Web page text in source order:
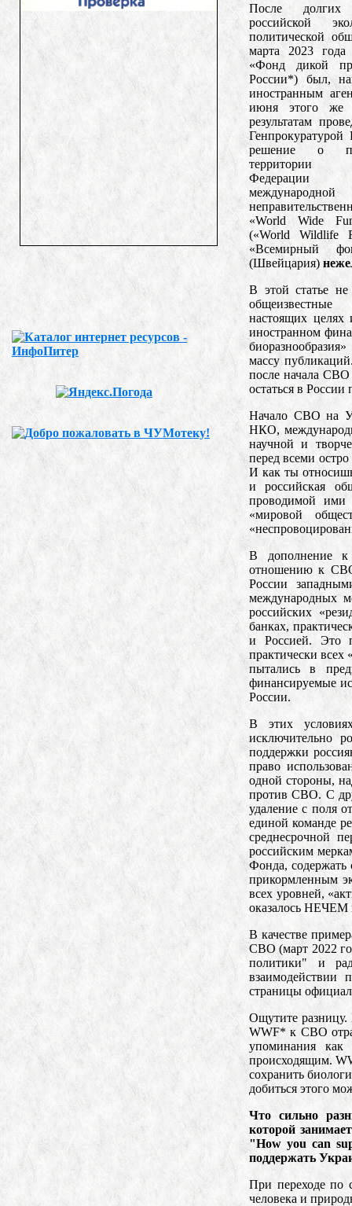
После
российской
политической
марта 2023
«Фонд дикой
России*) был,
иностранным
июня этого же
результатам
Генпрокуратурой
решение о
территории
Федерации
международной
«World Wide
(«World Wildlife
«Всемирный
(Швейцария)
В этой статье не
настоящих целях
иностранном
массу
после начала
остаться в
Начало СВО на
НКО,
научной и
перед всеми
И как ты
и российская
проводимой ими
«мировой
В дополнение к
отношению к СВО
России
международных
российских
банках,
и Россией. Это
практически
пытались в
финансируемые
России.
В этих
исключительно
поддержки
право
одной стороны,
против СВО. С
удаление с поля
единой команде
среднесрочной
российским
Фонда, содержать
прикормленным
всех уровней,
оказалось НЕЧЕМ
В качестве
СВО (март 2022
политики" и
взаимодействии
страницы
Ощутите разницу.
WWF* к СВО
упоминания
происходящим.
сохранить
добиться этого
Что сильно
которой
"How you can
поддержать
При переходе по
человека и